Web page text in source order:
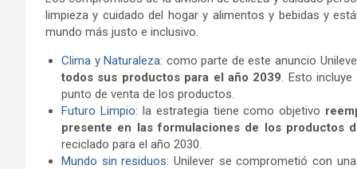
limpieza y cuidado del hogar y alimentos y bebidas y
mundo más justo e inclusivo.
Clima y Naturaleza: como parte de este anuncio
todos sus productos para el año 2039. Esto
punto de venta de los productos.
Futuro Limpio: la estrategia tiene como objetivo
presente en las formulaciones de los productos
reciclado para el año 2030.
Mundo sin residuos: Unilever se comprometió con